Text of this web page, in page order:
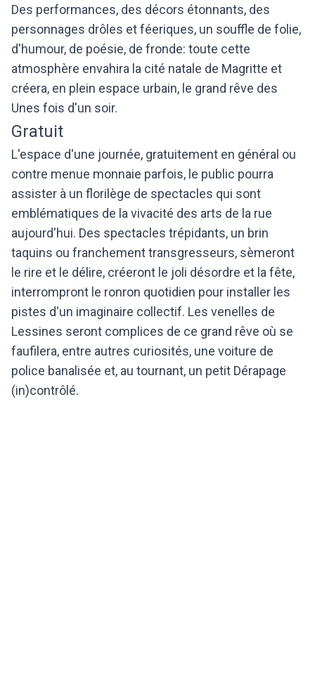
Des performances, des décors étonnants, des
personnages drôles et féeriques, un souffle de folie,
d'humour, de poésie, de fronde: toute cette
atmosphère envahira la cité natale de Magritte et
créera, en plein espace urbain, le grand rêve des
Unes fois d'un soir.
Gratuit
L'espace d'une journée, gratuitement en général ou
contre menue monnaie parfois, le public pourra
assister à un florilège de spectacles qui sont
emblématiques de la vivacité des arts de la rue
aujourd'hui. Des spectacles trépidants, un brin
taquins ou franchement transgresseurs, sèmeront
le rire et le délire, créeront le joli désordre et la fête,
interrompront le ronron quotidien pour installer les
pistes d'un imaginaire collectif. Les venelles de
Lessines seront complices de ce grand rêve où se
faufilera, entre autres curiosités, une voiture de
police banalisée et, au tournant, un petit Dérapage
(in)contrôlé.